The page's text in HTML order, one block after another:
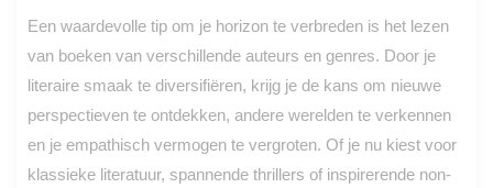
Een waardevolle tip om je horizon te verbreden is het lezen
van boeken van verschillende auteurs en genres. Door je
literaire smaak te diversifiëren, krijg je de kans om nieuwe
perspectieven te ontdekken, andere werelden te verkennen
en je empathisch vermogen te vergroten. Of je nu kiest voor
klassieke literatuur, spannende thrillers of inspirerende non-